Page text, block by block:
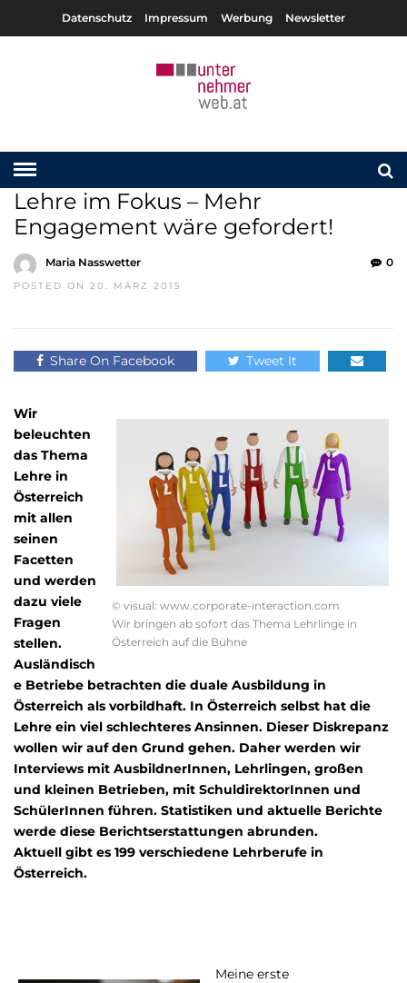
Datenschutz Impressum Werbung Newsletter
Lehre im Fokus – Mehr
Engagement wäre gefordert!
Maria Nasswetter
POSTED ON 20. MÄRZ 2015
0
Share On Facebook Tweet It
© visual: www.corporate-interaction.com
Wir bringen ab sofort das Thema Lehrlinge in
Österreich auf die Bühne
Wir
beleuchten
das Thema
Lehre in
Österreich
mit allen
seinen
Facetten
und werden
dazu viele
Fragen
stellen.
Ausländisch
e Betriebe betrachten die duale Ausbildung in
Österreich als vorbildhaft. In Österreich selbst hat die
Lehre ein viel schlechteres Ansinnen. Dieser Diskrepanz
wollen wir auf den Grund gehen. Daher werden wir
Interviews mit AusbildnerInnen, Lehrlingen, großen
und kleinen Betrieben, mit SchuldirektorInnen und
SchülerInnen führen. Statistiken und aktuelle Berichte
werde diese Berichtserstattungen abrunden.
Aktuell gibt es 199 verschiedene Lehrberufe in
Österreich.
Meine erste